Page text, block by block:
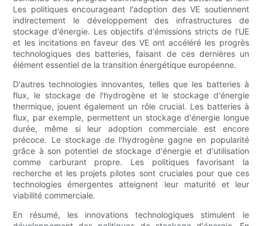
Les politiques encourageant l'adoption des VE soutiennent
indirectement le développement des infrastructures de
stockage d'énergie. Les objectifs d'émissions stricts de l'UE
et les incitations en faveur des VE ont accéléré les progrès
technologiques des batteries, faisant de ces dernières un
élément essentiel de la transition énergétique européenne.
D'autres technologies innovantes, telles que les batteries à
flux, le stockage de l'hydrogène et le stockage d'énergie
thermique, jouent également un rôle crucial. Les batteries à
flux, par exemple, permettent un stockage d'énergie longue
durée, même si leur adoption commerciale est encore
précoce. Le stockage de l'hydrogène gagne en popularité
grâce à son potentiel de stockage d'énergie et d'utilisation
comme carburant propre. Les politiques favorisant la
recherche et les projets pilotes sont cruciales pour que ces
technologies émergentes atteignent leur maturité et leur
viabilité commerciale.
En résumé, les innovations technologiques stimulent le